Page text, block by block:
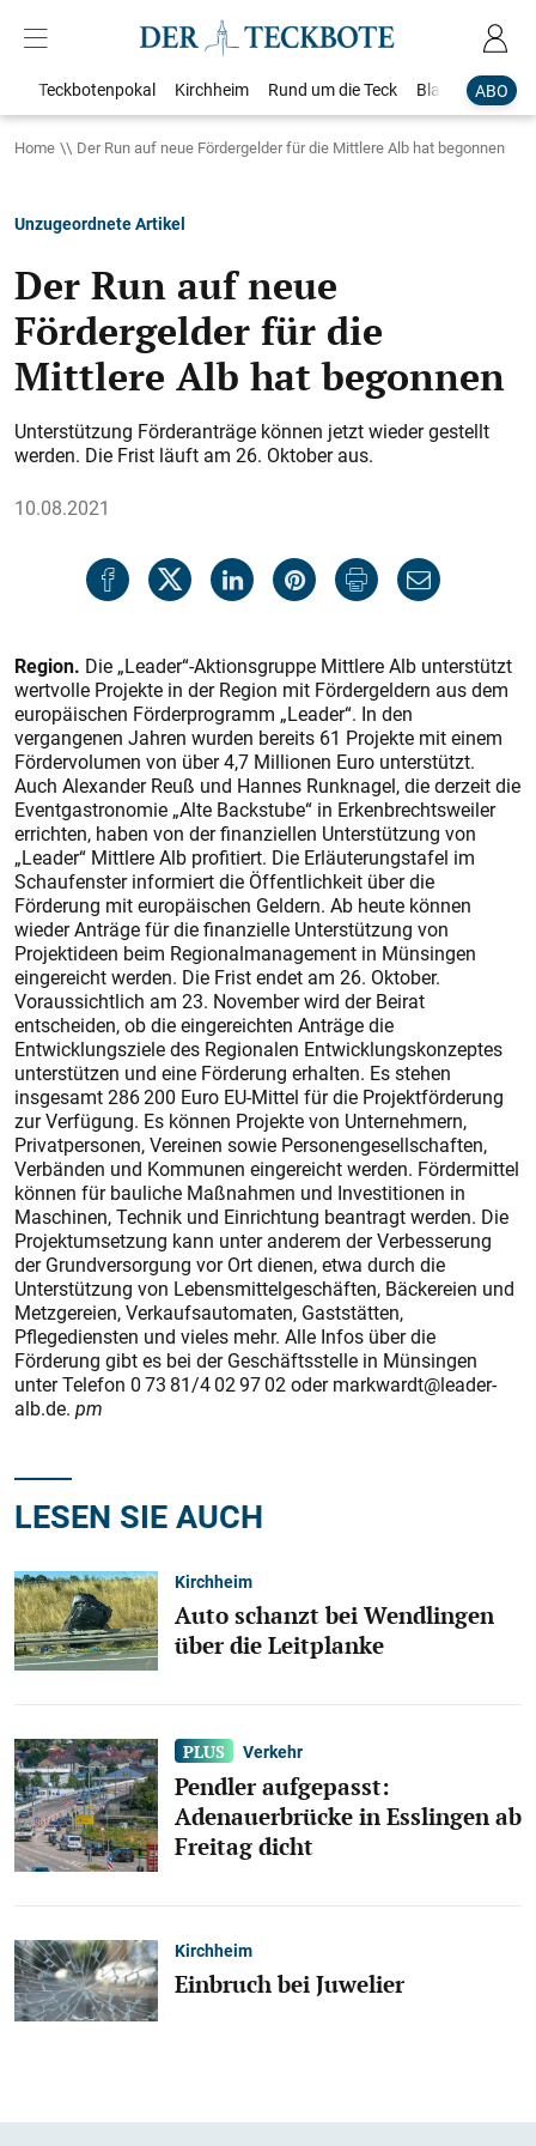
ABO
Teckbotenpokal Kirchheim Rund um die Teck Blaulicht
Home Der Run auf neue Fördergelder für die Mittlere Alb hat begonnen
Unzugeordnete Artikel
Der Run auf neue
Fördergelder für die
Mittlere Alb hat begonnen
Unterstützung Förderanträge können jetzt wieder gestellt
werden. Die Frist läuft am 26. Oktober aus.
10.08.2021
Region. Die „Leader“-Aktionsgruppe Mittlere Alb unterstützt
wertvolle Projekte in der Region mit Fördergeldern aus dem
europäischen Förderprogramm „Leader“. In den
vergangenen Jahren wurden bereits 61 Projekte mit einem
Fördervolumen von über 4,7 Millionen Euro unterstützt.
Auch Alexander Reuß und Hannes Runknagel, die derzeit die
Eventgastronomie „Alte Backstube“ in Erkenbrechtsweiler
errichten, haben von der finanziellen Unterstützung von
„Leader“ Mittlere Alb profitiert. Die Erläuterungstafel im
Schaufenster informiert die Öffentlichkeit über die
Förderung mit europäischen Geldern. Ab heute können
wieder Anträge für die finanzielle Unterstützung von
Projektideen beim Regionalmanagement in Münsingen
eingereicht werden. Die Frist endet am 26. Oktober.
Voraussichtlich am 23. November wird der Beirat
entscheiden, ob die eingereichten Anträge die
Entwicklungsziele des Regionalen Entwicklungskonzeptes
unterstützen und eine Förderung erhalten. Es stehen
insgesamt 286 200 Euro EU-Mittel für die Projektförderung
zur Verfügung. Es können Projekte von Unternehmern,
Privatpersonen, Vereinen sowie Personengesellschaften,
Verbänden und Kommunen eingereicht werden. Fördermittel
können für bauliche Maßnahmen und Investitionen in
Maschinen, Technik und Einrichtung beantragt werden. Die
Projektumsetzung kann unter anderem der Verbesserung
der Grundversorgung vor Ort dienen, etwa durch die
Unterstützung von Lebensmittelgeschäften, Bäckereien und
Metzgereien, Verkaufsautomaten, Gaststätten,
Pflegediensten und vieles mehr. Alle Infos über die
Förderung gibt es bei der Geschäftsstelle in Münsingen
unter Telefon 0 73 81/4 02 97 02 oder markwardt@leader-
alb.de. pm
LESEN SIE AUCH
Kirchheim
Auto schanzt bei Wendlingen
über die Leitplanke
Verkehr
Pendler aufgepasst:
Adenauerbrücke in Esslingen ab
Freitag dicht
Kirchheim
Einbruch bei Juwelier